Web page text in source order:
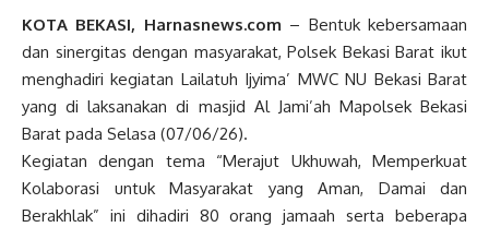
KOTA BEKASI, Harnasnews.com – Bentuk kebersamaan
dan sinergitas dengan masyarakat, Polsek Bekasi Barat ikut
menghadiri kegiatan Lailatuh Ijyima’ MWC NU Bekasi Barat
yang di laksanakan di masjid Al Jami’ah Mapolsek Bekasi
Barat pada Selasa (07/06/26).
Kegiatan dengan tema “Merajut Ukhuwah, Memperkuat
Kolaborasi untuk Masyarakat yang Aman, Damai dan
Berakhlak” ini dihadiri 80 orang jamaah serta beberapa